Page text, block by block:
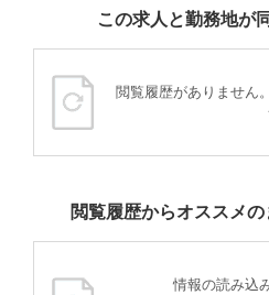
この求人と勤務地が
閲覧履歴がありません
閲覧履歴からオススメ
情報の読み込